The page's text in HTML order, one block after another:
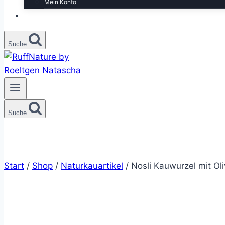
Mein Konto
Suche
Suche
Start / Shop / Naturkauartikel / Nosli Kauwurzel mit